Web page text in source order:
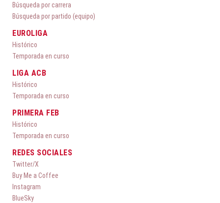
Búsqueda por carrera
Búsqueda por partido (equipo)
EUROLIGA
Histórico
Temporada en curso
LIGA ACB
Histórico
Temporada en curso
PRIMERA FEB
Histórico
Temporada en curso
REDES SOCIALES
Twitter/X
Buy Me a Coffee
Instagram
BlueSky